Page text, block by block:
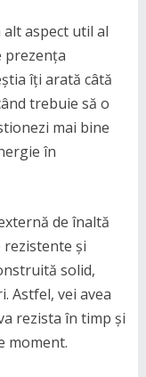
aspect util al
prezența
îți arată câtă
trebuie să o
mai bine
în
de înaltă
și
solid,
Astfel, vei avea
rezista în timp și
moment.